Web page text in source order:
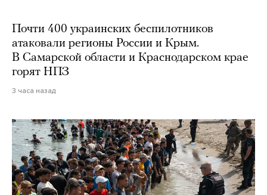
Почти 400 украинских беспилотников
атаковали регионы России и Крым.
В Самарской области и Краснодарском крае
горят НПЗ
3 часа назад